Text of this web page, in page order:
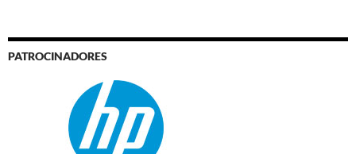
PATROCINADORES